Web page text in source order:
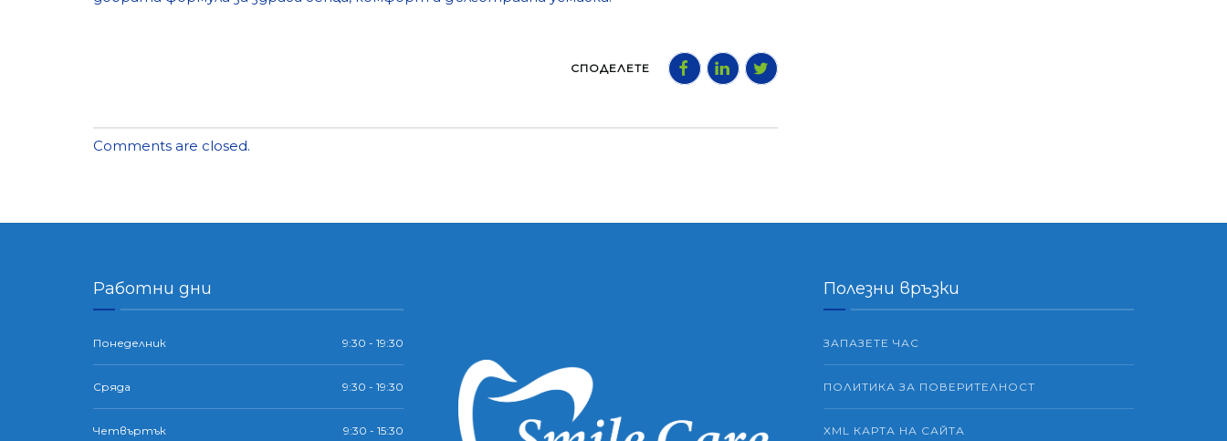
СПОДЕЛЕТЕ
Comments are closed.
Работни дни
Понеделник 9:30 - 19:30
Сряда 9:30 - 19:30
Четвъртък 9:30 - 15:30
Полезни връзки
ЗАПАЗЕТЕ ЧАС
ПОЛИТИКА ЗА ПОВЕРИТЕЛНОСТ
XML КАРТА НА САЙТА